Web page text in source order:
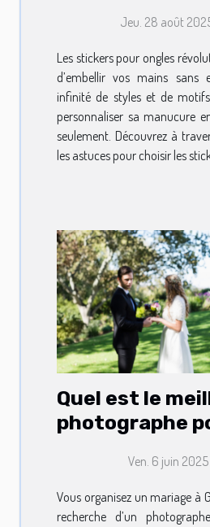
Jeu. 28 août
Les stickers pour ongles
d’embellir vos mains sans
infinité de styles et de
personnaliser sa manucure
seulement. Découvrez à
les astuces pour choisir les
Quel est le
photographe
Ven. 6 juin 2025
Vous organisez un mariage à
recherche d’un